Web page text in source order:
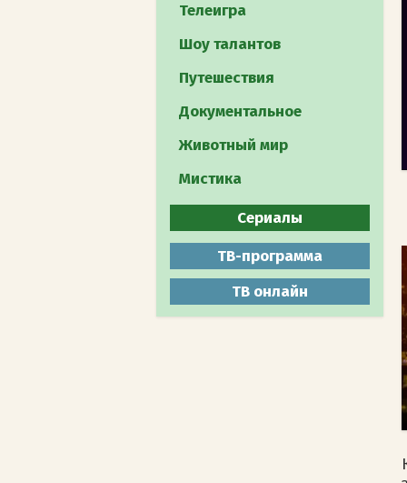
Телеигра
Шоу талантов
Путешествия
Документальное
Животный мир
Мистика
Сериалы
Боевики
Военные
ТВ-программа
ТВ онлайн